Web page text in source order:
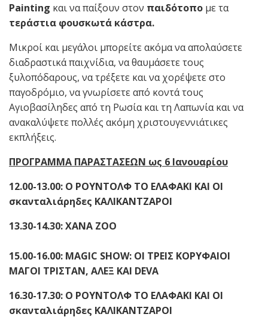
Painting και να παίξουν στον παιδότοπο με τα
τεράστια φουσκωτά κάστρα.
Μικροί και μεγάλοι μπορείτε ακόμα να απολαύσετε
διαδραστικά παιχνίδια, να θαυμάσετε τους
ξυλοπόδαρους, να τρέξετε και να χορέψετε στο
παγοδρόμιο, να γνωρίσετε από κοντά τους
Αγιοβασίληδες από τη Ρωσία και τη Λαπωνία και να
ανακαλύψετε πολλές ακόμη χριστουγεννιάτικες
εκπλήξεις.
ΠΡΟΓΡΑΜΜΑ ΠΑΡΑΣΤΑΣΕΩΝ ως 6 Ιανουαρίου
12.00-13.00: Ο ΡΟΥΝΤΟΛΦ ΤΟ ΕΛΑΦΑΚΙ ΚΑΙ ΟΙ
σκανταλιάρηδες ΚΑΛΙΚΑΝΤΖΑΡΟΙ
13.30-14.30:XANA ZOO
15.00-16.00: MAGIC SHOW: ΟΙ ΤΡΕΙΣ ΚΟΡΥΦΑΙΟΙ
ΜΑΓΟΙ ΤΡΙΣΤΑΝ, ΑΛΕΞ ΚΑΙ DEVA
16.30-17.30: Ο ΡΟΥΝΤΟΛΦ ΤΟ ΕΛΑΦΑΚΙ ΚΑΙ ΟΙ
σκανταλιάρηδες ΚΑΛΙΚΑΝΤΖΑΡΟΙ